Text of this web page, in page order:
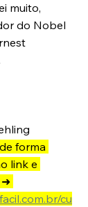
muito,
do Nobel
forma
link e
➜
cu